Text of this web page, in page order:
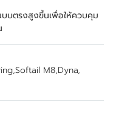
บบตรงสูงขึ้นเพื่อให้ควบคุม
,Softail M8,Dyna,